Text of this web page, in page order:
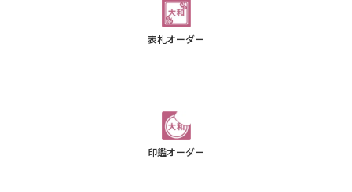
表札オーダー
印鑑オーダー